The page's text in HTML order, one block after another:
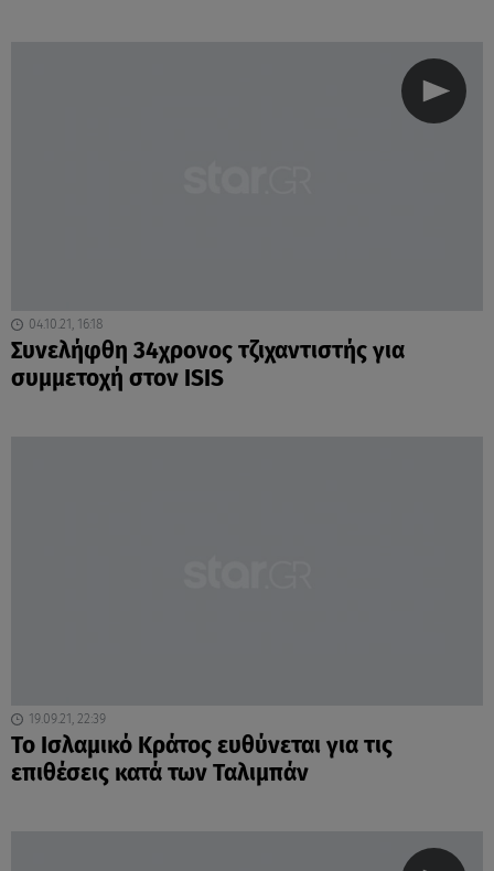
04.10.21, 16:18
Συνελήφθη 34χρονος τζιχαντιστής για
συμμετοχή στον ISIS
19.09.21, 22:39
Το Ισλαμικό Κράτος ευθύνεται για τις
επιθέσεις κατά των Ταλιμπάν